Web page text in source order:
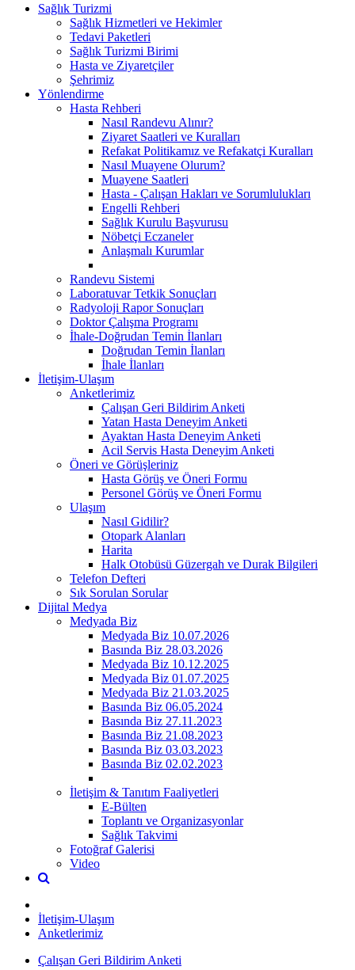
Sağlık Turizmi
Sağlık Hizmetleri ve Hekimler
Tedavi Paketleri
Sağlık Turizmi Birimi
Hasta ve Ziyaretçiler
Şehrimiz
Yönlendirme
Hasta Rehberi
Nasıl Randevu Alınır?
Ziyaret Saatleri ve Kuralları
Refakat Politikamız ve Refakatçi Kuralları
Nasıl Muayene Olurum?
Muayene Saatleri
Hasta - Çalışan Hakları ve Sorumlulukları
Engelli Rehberi
Sağlık Kurulu Başvurusu
Nöbetçi Eczaneler
Anlaşmalı Kurumlar
Randevu Sistemi
Laboratuvar Tetkik Sonuçları
Radyoloji Rapor Sonuçları
Doktor Çalışma Programı
İhale-Doğrudan Temin İlanları
Doğrudan Temin İlanları
İhale İlanları
İletişim-Ulaşım
Anketlerimiz
Çalışan Geri Bildirim Anketi
Yatan Hasta Deneyim Anketi
Ayaktan Hasta Deneyim Anketi
Acil Servis Hasta Deneyim Anketi
Öneri ve Görüşleriniz
Hasta Görüş ve Öneri Formu
Personel Görüş ve Öneri Formu
Ulaşım
Nasıl Gidilir?
Otopark Alanları
Harita
Halk Otobüsü Güzergah ve Durak Bilgileri
Telefon Defteri
Sık Sorulan Sorular
Dijital Medya
Medyada Biz
Medyada Biz 10.07.2026
Basında Biz 28.03.2026
Medyada Biz 10.12.2025
Medyada Biz 01.07.2025
Medyada Biz 21.03.2025
Basında Biz 06.05.2024
Basında Biz 27.11.2023
Basında Biz 21.08.2023
Basında Biz 03.03.2023
Basında Biz 02.02.2023
İletişim & Tanıtım Faaliyetleri
E-Bülten
Toplantı ve Organizasyonlar
Sağlık Takvimi
Fotoğraf Galerisi
Video
İletişim-Ulaşım
Anketlerimiz
Çalışan Geri Bildirim Anketi